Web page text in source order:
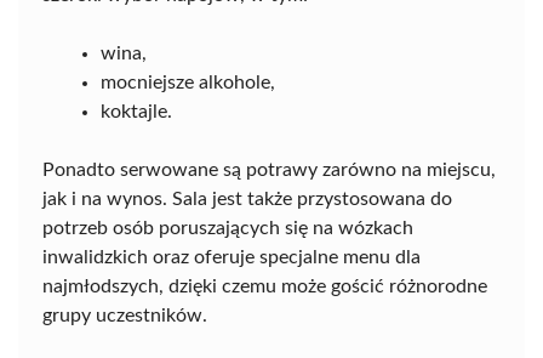
wina,
mocniejsze alkohole,
koktajle.
Ponadto serwowane są potrawy zarówno na miejscu,
jak i na wynos. Sala jest także przystosowana do
potrzeb osób poruszających się na wózkach
inwalidzkich oraz oferuje specjalne menu dla
najmłodszych, dzięki czemu może gościć różnorodne
grupy uczestników.